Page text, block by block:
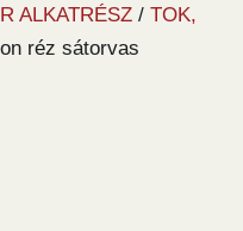
ALKATRÉSZ / TOK,
réz sátorvas